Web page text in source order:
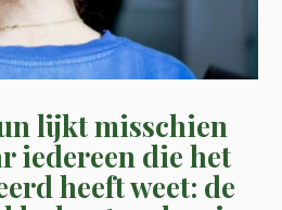
lijkt misschien
iedereen die het
heeft weet: de